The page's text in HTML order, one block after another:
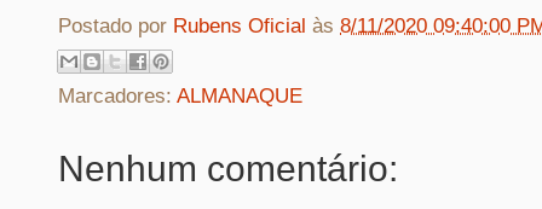
Postado por Rubens Oficial às 8/11/2020 09:40:00
Marcadores: ALMANAQUE
Nenhum comentário: